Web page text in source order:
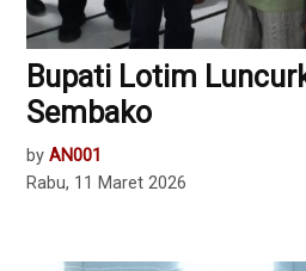
Bupati Lotim
Sembako
by AN001
Rabu, 11 Maret 2026